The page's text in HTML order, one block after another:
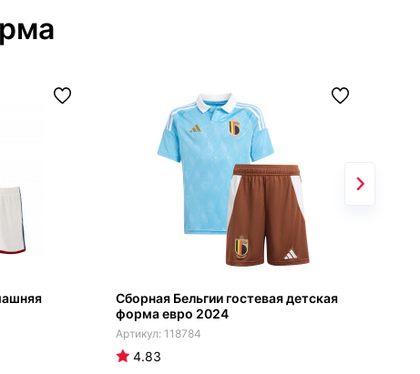
Сборная Бельгии гостевая детская
форма евро 2024
118784
4.83